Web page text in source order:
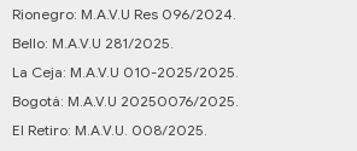
Rionegro: M.A.V.U Res 096/2024.
Bello: M.A.V.U 281/2025.
La Ceja: M.A.V.U 010-2025/2025.
Bogotá: M.A.V.U 20250076/2025.
El Retiro: M.A.V.U. 008/2025.